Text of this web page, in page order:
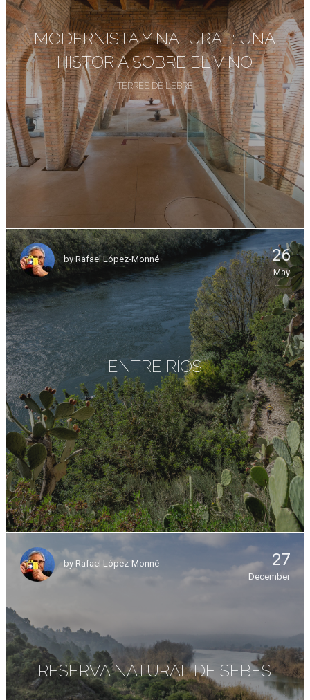
MODERNISTA Y NATURAL: UNA
HISTORIA SOBRE EL VINO
TERRES DE L’EBRE
byRafael López-Monné 26
May
ENTRE RÍOS
by Rafael López-Monné 27
December
RESERVA NATURAL DE SEBES